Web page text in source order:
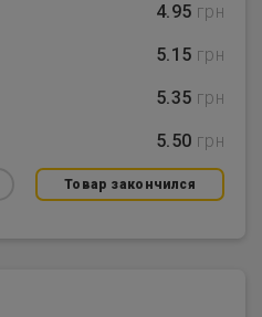
4.95 грн
5.15 грн
5.35 грн
5.50 грн
Товар закончился